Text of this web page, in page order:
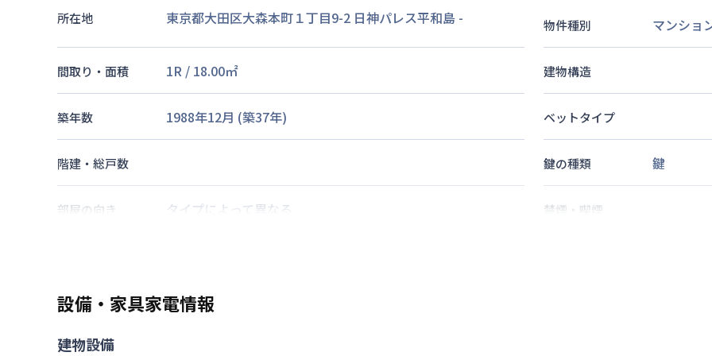
所在地 東京都大田区大森本町１丁目9-2 日神パレス平和島 - 物件種別 マンショ
間取り・面積 1R / 18.00㎡ 建物構造
築年数 1988年12月 (築37年) ベットタイプ
階建・総戸数 鍵の種類 鍵
部屋の向き タイプによって異なる 禁煙・喫煙
駐車場
設備・家具家電情報
建物設備